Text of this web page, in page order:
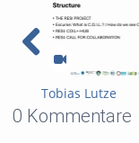
Tobias Lutze
0 Kommentare